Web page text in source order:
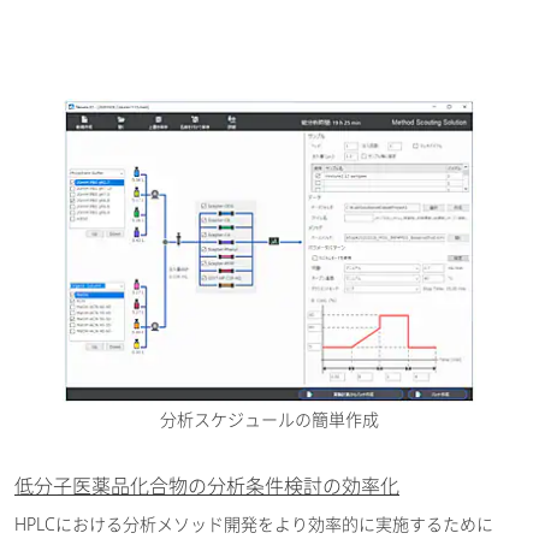
分析スケジュールの簡単作成
低分子医薬品化合物の分析条件検討の効率化
HPLCにおける分析メソッド開発をより効率的に実施するために